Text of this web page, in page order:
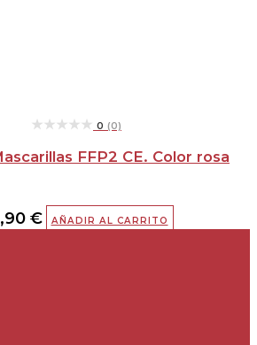
★★★★★
★★★★★ 0 (0)
FFP2 CE. Color rosa
€ AÑADIR AL CARRITO